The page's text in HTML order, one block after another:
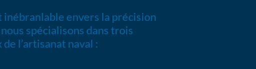
inébranlable envers la précision
spécialisons dans trois
l’artisanat naval :